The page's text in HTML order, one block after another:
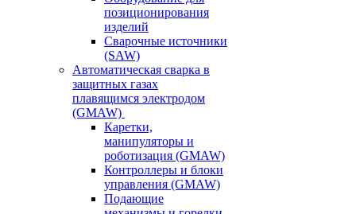
позиционирования
изделий
Сварочные источники
(SAW)
Автоматическая сварка в
защитных газах
плавящимся электродом
(GMAW)
Каретки,
манипуляторы и
роботизация (GMAW)
Контроллеры и блоки
управления (GMAW)
Подающие